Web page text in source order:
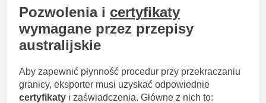
Pozwolenia i certyfikaty
wymagane przez przepisy
australijskie
Aby zapewnić płynność procedur przy przekraczaniu
granicy, eksporter musi uzyskać odpowiednie
certyfikaty i zaświadczenia. Główne z nich to: